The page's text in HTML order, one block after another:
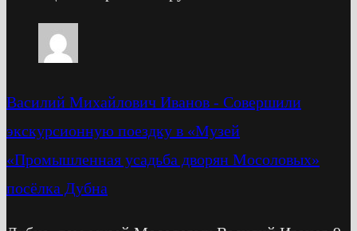
Василий Михайлович Иванов - Cовершили
экскурсионную поездку в «Музей
«Промышленная усадьба дворян Мосоловых»
посёлка Дубна